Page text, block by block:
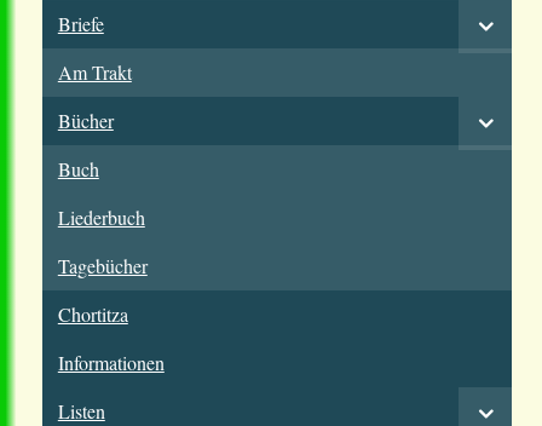
Briefe
Am Trakt
Bücher
Buch
Liederbuch
Tagebücher
Chortitza
Informationen
Listen